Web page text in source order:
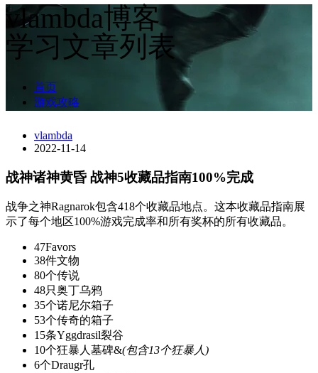
vlambda博客
学习文章列表
首页
游戏攻略
vlambda
2022-11-14
战神诸神黄昏 战神5收藏品指南100%完成
战争之神Ragnarok包含418个收藏品地点。这本收藏品指南展
示了每个地区100%游戏完成率和所有奖杯的所有收藏品。
47Favors
38件文物
80个传说
48只奥丁乌鸦
35个诺尼尔箱子
53个传奇的箱子
15条Yggdrasil裂谷
10个狂暴人墓碑&(包含13个狂暴人)
6个Draugr孔